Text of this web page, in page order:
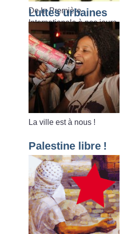
De la Première
Internationale à nos jours.
Luttes urbaines
La ville est à nous !
Palestine libre !